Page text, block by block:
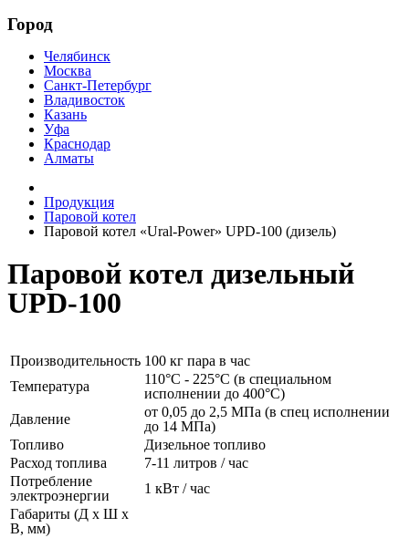
Город
Челябинск
Москва
Санкт-Петербург
Владивосток
Казань
Уфа
Краснодар
Алматы
Продукция
Паровой котел
Паровой котел «Ural-Power» UPD-100 (дизель)
Паровой котел дизельный
UPD-100
Производительность 100 кг пара в час
Температура
110°C - 225°C (в специальном
исполнении до 400°C)
Давление
от 0,05 до 2,5 МПа (в спец исполнении
до 14 МПа)
Топливо
Дизельное топливо
Расход топлива
7-11 литров / час
Потребление
электроэнергии
1 кВт / час
Габариты (Д x Ш x
В, мм)